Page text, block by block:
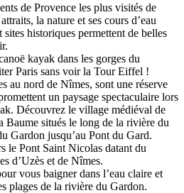
de Provence les plus visités de
la nature et ses cours d’eau
historiques permettent de belles
kayak dans les gorges du
Paris sans voir la Tour Eiffel !
au nord de Nîmes, sont une réserve
un paysage spectaculaire lors
Découvrez le village médiéval de
Baume situés le long de la rivière du
Gardon jusqu’au Pont du Gard.
le Pont Saint Nicolas datant du
d’Uzès et de Nîmes.
vous baigner dans l’eau claire et
plages de la rivière du Gardon.